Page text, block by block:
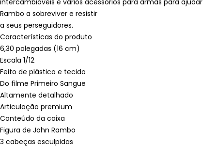
intercambiáveis ​​e vários acessórios para armas para ajudar
Rambo a sobreviver e resistir
a seus perseguidores.
Características do produto
6,30 polegadas (16 cm)
Escala 1/12
Feito de plástico e tecido
Do filme Primeiro Sangue
Altamente detalhado
Articulação premium
Conteúdo da caixa
Figura de John Rambo
3 cabeças esculpidas